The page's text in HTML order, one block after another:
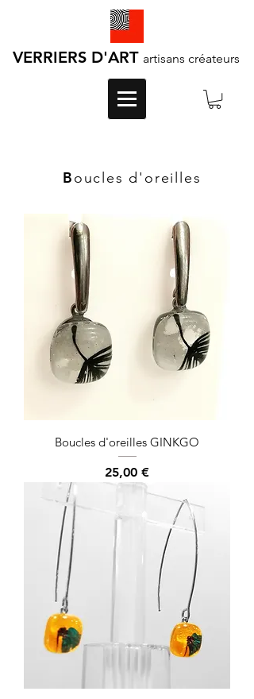
VERRIERS D'ART artisans créateurs
Boucles d'oreilles
Boucles d'oreilles GINKGO
Prix
25,00 €